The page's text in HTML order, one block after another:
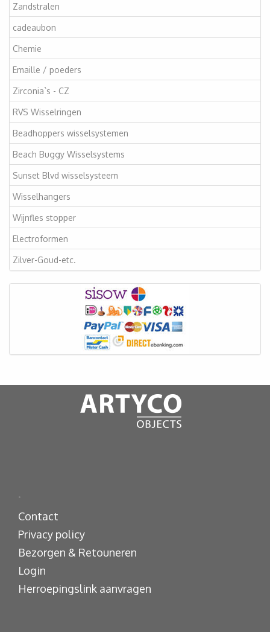
Zandstralen
cadeaubon
Chemie
Emaille / poeders
Zirconia`s - CZ
RVS Wisselringen
Beadhoppers wisselsystemen
Beach Buggy Wisselsystems
Sunset Blvd wisselsysteem
Wisselhangers
Wijnfles stopper
Electroformen
Zilver-Goud-etc.
.
Contact
Privacy policy
Bezorgen & Retouneren
Login
Herroepingslink aanvragen